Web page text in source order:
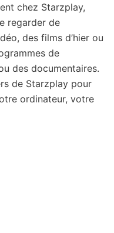
chez Starzplay,
regarder de
des films d’hier ou
de
des documentaires.
de Starzplay pour
ordinateur, votre